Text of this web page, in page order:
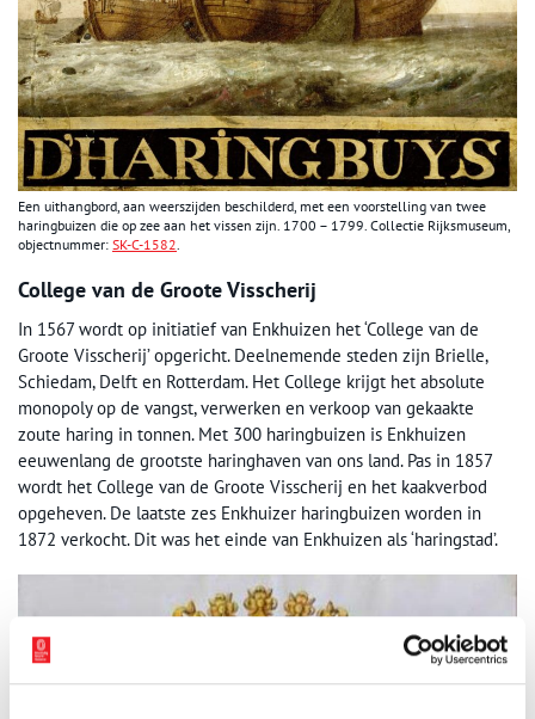
Een uithangbord, aan weerszijden beschilderd, met een voorstelling van twee
haringbuizen die op zee aan het vissen zijn. 1700 – 1799. Collectie Rijksmuseum,
objectnummer: SK-C-1582
College van de Groote Visscherij
In 1567 wordt op initiatief van Enkhuizen het ‘College van de
Groote Visscherij’ opgericht. Deelnemende steden zijn Brielle,
Schiedam, Delft en Rotterdam. Het College krijgt het absolute
monopoly op de vangst, verwerken en verkoop van gekaakte
zoute haring in tonnen. Met 300 haringbuizen is Enkhuizen
eeuwenlang de grootste haringhaven van ons land. Pas in 1857
wordt het College van de Groote Visscherij en het kaakverbod
opgeheven. De laatste zes Enkhuizer haringbuizen worden in
1872 verkocht. Dit was het einde van Enkhuizen als ‘haringstad’.